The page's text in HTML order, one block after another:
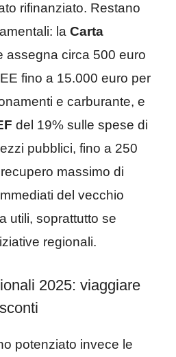
rifinanziato. Restano
la Carta
assegna circa 500 euro
fino a 15.000 euro per
e carburante, e
del 19% sulle spese di
pubblici, fino a 250
massimo di
del vecchio
utili, soprattutto se
regionali.
2025: viaggiare
potenziato invece le